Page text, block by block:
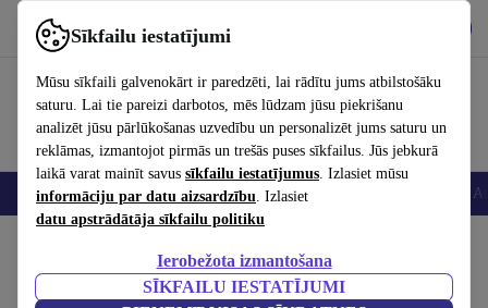
Sīkfailu iestatījumi
Mūsu sīkfaili galvenokārt ir paredzēti, lai rādītu jums atbilstošāku
saturu. Lai tie pareizi darbotos, mēs lūdzam jūsu piekrišanu
analizēt jūsu pārlūkošanas uzvedību un personalizēt jums saturu un
reklāmas, izmantojot pirmās un trešās puses sīkfailus. Jūs jebkurā
laikā varat mainīt savus sīkfailu iestatījumus. Izlasiet mūsu
informāciju par datu aizsardzību. Izlasiet
datu apstrādātāja sīkfailu politiku
Ierobežota izmantošana
SĪKFAILU IESTATĪJUMI
Izmantojiet refurbed ātri un viegli
Viedtālruņi Portatīvie datori Planšetes Viedpulksteņi
Greco VB Violin Bass 1970s - Sunburst